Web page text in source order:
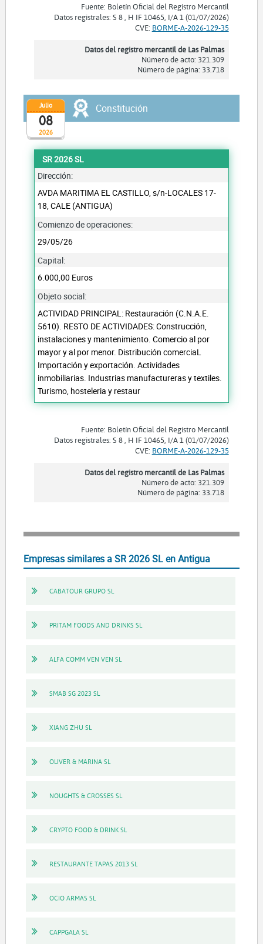
Fuente: Boletín Oficial del Registro Mercantil
Datos registrales: S 8 , H IF 10465, I/A 1 (01/07/2026)
CVE: BORME-A-2026-129-35
Datos del registro mercantil de Las Palmas
Número de acto: 321.309
Número de página: 33.718
2026
Julio
08
Constitución
SR 2026 SL
Dirección:
AVDA MARITIMA EL CASTILLO, s/n-LOCALES 17-
18, CALE (ANTIGUA)
Comienzo de operaciones:
29/05/26
Capital:
6.000,00 Euros
Objeto social:
ACTIVIDAD PRINCIPAL: Restauración (C.N.A.E.
5610). RESTO DE ACTIVIDADES: Construcción,
instalaciones y mantenimiento. Comercio al por
mayor y al por menor. Distribución comerciaL
Importación y exportación. Actividades
inmobiliarias. Industrias manufactureras y textiles.
Turismo, hosteleria y restaur
Fuente: Boletín Oficial del Registro Mercantil
Datos registrales: S 8 , H IF 10465, I/A 1 (01/07/2026)
CVE: BORME-A-2026-129-35
Datos del registro mercantil de Las Palmas
Número de acto: 321.309
Número de página: 33.718
Empresas similares a SR 2026 SL en Antigua
CABATOUR GRUPO SL
PRITAM FOODS AND DRINKS SL
ALFA COMM VEN VEN SL
SMAB SG 2023 SL
XIANG ZHU SL
OLIVER & MARINA SL
NOUGHTS & CROSSES SL
CRYPTO FOOD & DRINK SL
RESTAURANTE TAPAS 2013 SL
OCIO ARMAS SL
CAPPGALA SL